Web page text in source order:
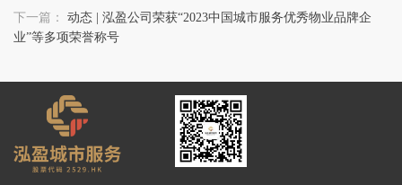
下一篇：
动态 | 泓盈公司荣获“2023中国城市服务优秀物业品牌企
业”等多项荣誉称号